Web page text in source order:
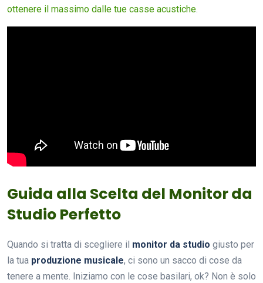
ottenere il massimo dalle tue casse acustiche.
Guida alla Scelta del Monitor da
Studio Perfetto
Quando si tratta di scegliere il monitor da studio giusto per
la tua produzione musicale, ci sono un sacco di cose da
tenere a mente. Iniziamo con le cose basilari, ok? Non è solo